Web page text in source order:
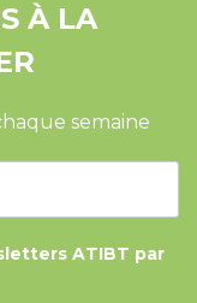
À LA
semaine
ATIBT par